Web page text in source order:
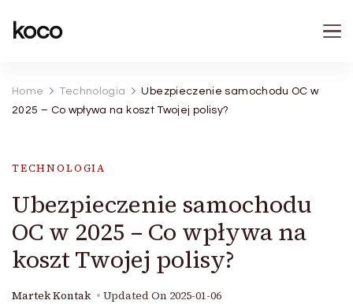
koco
Home Technologia
Ubezpieczenie samochodu OC w
2025 – Co wpływa na koszt Twojej polisy?
TECHNOLOGIA
Ubezpieczenie samochodu
OC w 2025 – Co wpływa na
koszt Twojej polisy?
Martek Kontak Updated On 2025-01-06